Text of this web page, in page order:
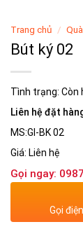
Trang chủ /
Bút ký 02
Tình trạng: Còn
Liên hệ đặt
MS:GI-BK 02
Giá: Liên hệ
Gọi ngay:
Gọi